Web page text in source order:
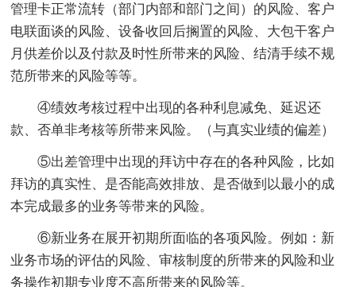
管理卡正常流转（部门内部和部门之间）的风险、客户
电联面谈的风险、设备收回后搁置的风险、大包干客户
月供差价以及付款及时性所带来的风险、结清手续不规
范所带来的风险等等。
④绩效考核过程中出现的各种利息减免、延迟还
款、否单非考核等所带来风险。（与真实业绩的偏差）
⑤出差管理中出现的拜访中存在的各种风险，比如
拜访的真实性、是否能高效排放、是否做到以最小的成
本完成最多的业务等带来的风险。
⑥新业务在展开初期所面临的各项风险。例如：新
业务市场的评估的风险、审核制度的所带来的风险和业
务操作初期专业度不高所带来的风险等。